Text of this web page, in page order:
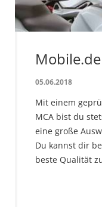
Mobile.de
05.06.2018
Mit einem
MCA bist du
eine große
Du kannst dir
beste Qualität